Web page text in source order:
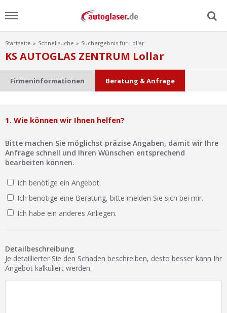
Menu
Home
Ratgeber
Scheibensuche
FAQ
Lexikon
Ist Ihre Werkstatt schon dabei?
Werkstatt Login
Startseite Schnellsuche Suchergebnis für Lollar
KS AUTOGLAS ZENTRUM Lollar
Firmeninformationen Beratung & Anfrage
1. Wie können wir Ihnen helfen?
Bitte machen Sie möglichst präzise Angaben, damit wir Ihre
Anfrage schnell und Ihren Wünschen entsprechend
bearbeiten können.
Ich benötige ein Angebot.
Ich benötige eine Beratung, bitte melden Sie sich bei mir.
Ich habe ein anderes Anliegen.
Detailbeschreibung
Je detaillierter Sie den Schaden beschreiben, desto besser kann Ihr
Angebot kalkuliert werden.